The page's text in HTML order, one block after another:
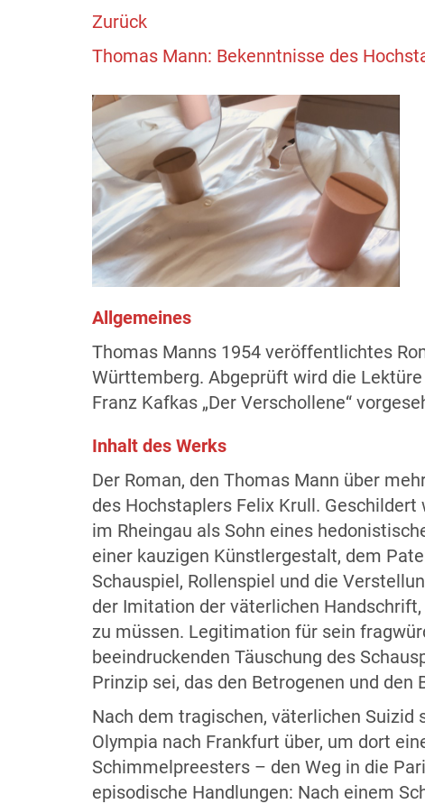
Zurück
Thomas Mann: Bekenntnisse des
Allgemeines
Thomas Manns 1954 veröffentlichtes
Württemberg. Abgeprüft wird die
Franz Kafkas „Der Verschollene“
Inhalt des Werks
Der Roman, den Thomas Mann über
des Hochstaplers Felix Krull.
im Rheingau als Sohn eines
einer kauzigen Künstlergestalt, dem
Schauspiel, Rollenspiel und die
der Imitation der väterlichen
zu müssen. Legitimation für sein
beeindruckenden Täuschung des
Prinzip sei, das den Betrogenen und
Nach dem tragischen, väterlichen
Olympia nach Frankfurt über, um dort
Schimmelpreesters – den Weg in die
episodische Handlungen: Nach einem